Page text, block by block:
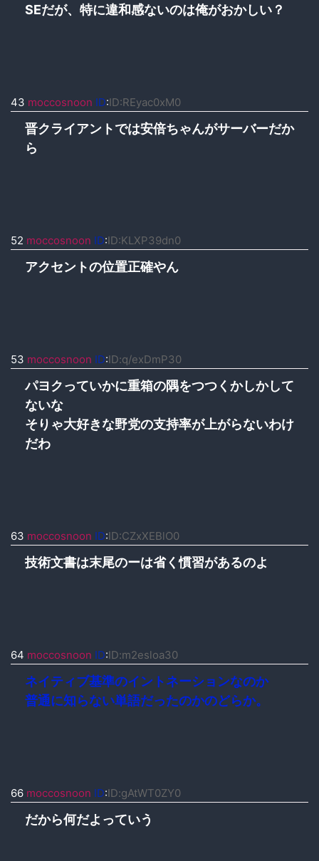
SEだが、特に違和感ないのは俺がおかしい？
43 moccosnoon ID:ID:REyac0xM0
晋クライアントでは安倍ちゃんがサーバーだか
ら
52 moccosnoon ID:ID:KLXP39dn0
アクセントの位置正確やん
53 moccosnoon ID:ID:q/exDmP30
パヨクっていかに重箱の隅をつつくかしかして
ないな
そりゃ大好きな野党の支持率が上がらないわけ
だわ
63 moccosnoon ID:ID:CZxXEBlO0
技術文書は末尾のーは省く慣習があるのよ
64 moccosnoon ID:ID:m2esloa30
ネイティブ基準のイントネーションなのか
普通に知らない単語だったのかのどらか。
66 moccosnoon ID:ID:gAtWT0ZY0
だから何だよっていう